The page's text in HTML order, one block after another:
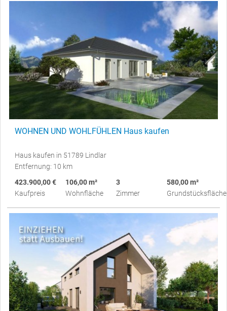
WOHNEN UND WOHLFÜHLEN Haus kaufen
Haus kaufen in 51789 Lindlar
Entfernung: 10 km
423.900,00 €
Kaufpreis
106,00 m²
Wohnfläche
3
Zimmer
580,00 m²
Grundstücksfläche